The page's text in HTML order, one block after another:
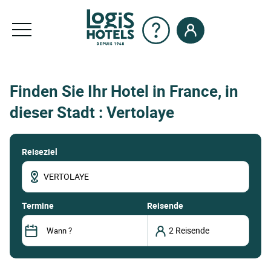
Finden Sie Ihr Hotel in France, in
dieser Stadt : Vertolaye
Reiseziel
termine Reisende